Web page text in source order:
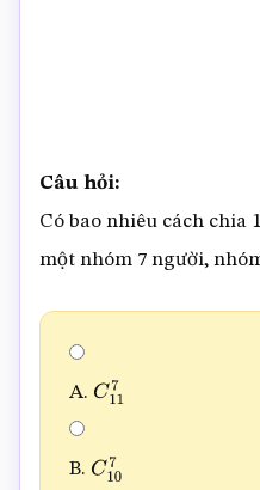
Câu hỏi:
Có bao nhiêu cách chia
một nhóm 7 người,
A. C11
B. C10